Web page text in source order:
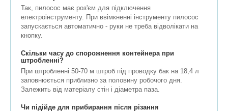
Так, пилосос має роз'єм для підключення
електроінструменту. При ввімкненні інструменту пилосос
запускається автоматично - руки не треба відволікати на
кнопку.
Скільки часу до спорожнення контейнера при
штробленні?
При штробленні 50-70 м штроб під проводку бак на 18,4 л
заповнюється приблизно за половину робочого дня.
Залежить від матеріалу стін і діаметра паза.
Чи підійде для прибирання після різання